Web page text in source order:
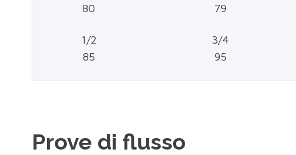
80
79
1/2
85
3/4
95
Prove di flusso